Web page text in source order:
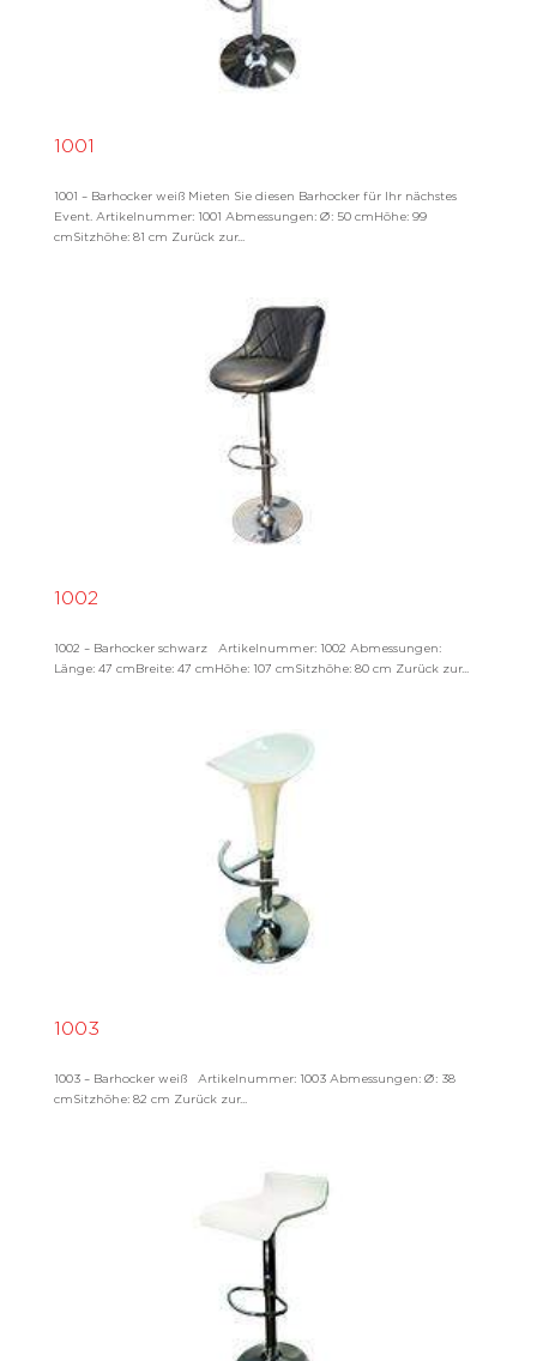
1001
1001 – Barhocker weiß Mieten Sie diesen Barhocker für Ihr nächstes
Event. Artikelnummer: 1001 Abmessungen: Ø: 50 cmHöhe: 99
cmSitzhöhe: 81 cm Zurück zur...
1002
1002 – Barhocker schwarz Artikelnummer: 1002 Abmessungen:
Länge: 47 cmBreite: 47 cmHöhe: 107 cmSitzhöhe: 80 cm Zurück zur...
1003
1003 – Barhocker weiß Artikelnummer: 1003 Abmessungen: Ø: 38
cmSitzhöhe: 82 cm Zurück zur...